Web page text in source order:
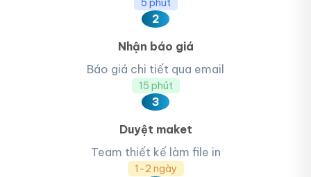
5 phút
2
Nhận báo giá
Báo giá chi tiết qua email
15 phút
3
Duyệt maket
Team thiết kế làm file in
1-2 ngày